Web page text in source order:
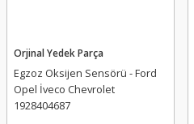
Orjinal Yedek Parça
Egzoz Oksijen Sensörü - Ford
Opel İveco Chevrolet
1928404687